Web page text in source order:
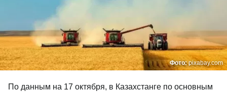
Фото:pixabay.com
По данным на 17 октября, в Казахстанге по основным